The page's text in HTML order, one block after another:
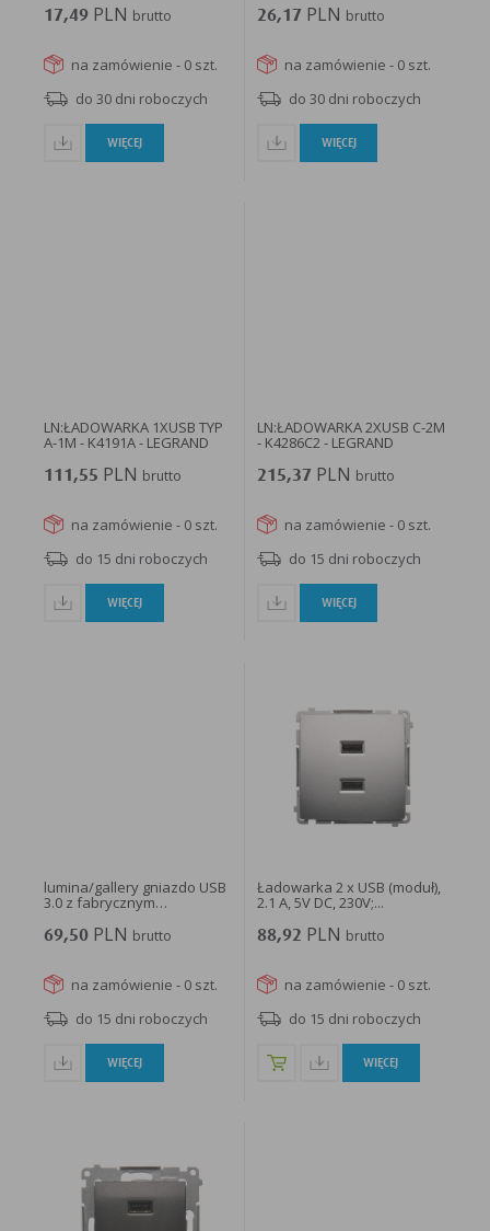
17,49PLN brutto
na zamówienie - 0 szt.
do 30 dni roboczych
WIĘCEJ
26,17 PLN brutto
na zamówienie - 0 szt.
do 30 dni roboczych
WIĘCEJ
LN:ŁADOWARKA 1XUSB TYP
A-1M - K4191A - LEGRAND
111,55 PLN brutto
na zamówienie - 0 szt.
do 15 dni roboczych
WIĘCEJ
LN:ŁADOWARKA 2XUSB C-2M
- K4286C2 - LEGRAND
215,37 PLN brutto
na zamówienie - 0 szt.
do 15 dni roboczych
WIĘCEJ
lumina/gallery gniazdo USB
3.0 z fabrycznym
przewodem...
69,50PLN brutto
na zamówienie - 0 szt.
do 15 dni roboczych
WIĘCEJ
Ładowarka 2 x USB (moduł),
2.1 A, 5V DC, 230V;...
88,92 PLN brutto
na zamówienie - 0 szt.
do 15 dni roboczych
WIĘCEJ